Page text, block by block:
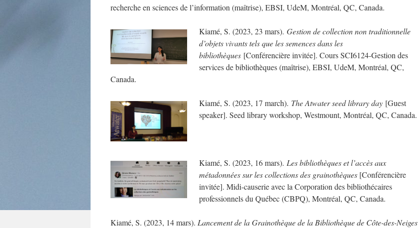
recherche en sciences de l’information (maîtrise), EBSI, UdeM, Montréal, QC, Canada.
Kiamé, S. (2023, 23 mars). Gestion de collection non traditionnelle
d’objets vivants tels que les semences dans les
bibliothèques [Conférencière invitée]. Cours SCI6124-Gestion des
services de bibliothèques (maîtrise), EBSI, UdeM, Montréal, QC,
Canada.
Kiamé, S. (2023, 17 march). The Atwater seed library day [Guest
speaker]. Seed library workshop, Westmount, Montréal, QC, Canada.
Kiamé, S. (2023, 16 mars). Les bibliothèques et l’accès aux
métadonnées sur les collections des grainothèques [Conférencière
invitée]. Midi-causerie avec la Corporation des bibliothécaires
professionnels du Québec (CBPQ), Montréal, QC, Canada.
Kiamé, S. (2023, 14 mars). Lancement de la Grainothèque de la Bibliothèque de Côte-des-Neiges